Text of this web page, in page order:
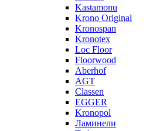
Kastamonu
Krono Original
Kronospan
Kronotex
Loc Floor
Floorwood
Aberhof
AGT
Classen
EGGER
Kronopol
Ламинели